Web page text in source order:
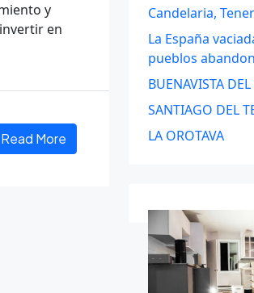
y
en
Read More
Candelaria,
La España
pueblos
BUENAVISTA
SANTIAGO DEL
LA OROTAVA